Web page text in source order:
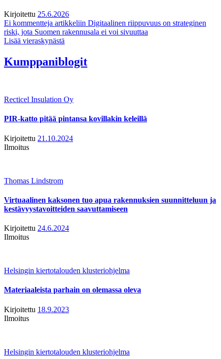
Kirjoitettu 25.6.2026
Ei kommentteja artikkeliin Digitaalinen riippuvuus on strateginen
riski, jota Suomen rakennusala ei voi sivuuttaa
Lisää vieraskynästä
Kumppaniblogit
Recticel Insulation Oy
PIR-katto pitää pintansa kovillakin keleillä
Kirjoitettu 21.10.2024
Ilmoitus
Thomas Lindstrom
Virtuaalinen kaksonen tuo apua rakennuksien suunnitteluun ja
kestävyystavoitteiden saavuttamiseen
Kirjoitettu 24.6.2024
Ilmoitus
Helsingin kiertotalouden klusteriohjelma
Materiaaleista parhain on olemassa oleva
Kirjoitettu 18.9.2023
Ilmoitus
Helsingin kiertotalouden klusteriohjelma